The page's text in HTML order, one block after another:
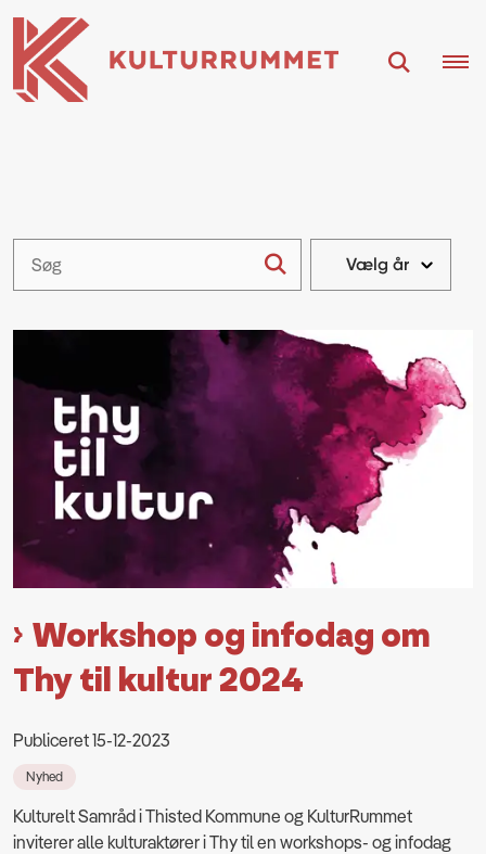
Workshop og infodag om
Thy til kultur 2024
Publiceret 15-12-2023
Nyhed
Kulturelt Samråd i Thisted Kommune og KulturRummet
inviterer alle kulturaktører i Thy til en workshops- og infodag